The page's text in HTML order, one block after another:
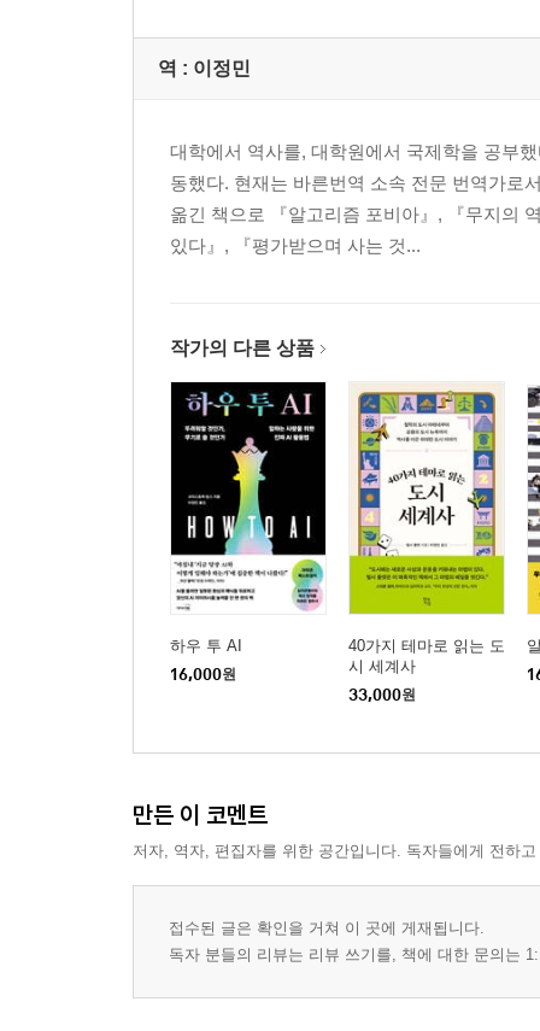
역 : 이정민
대학에서 역사를, 대학원에서 국제학을 공부
동했다. 현재는 바른번역 소속 전문 번역가로
옮긴 책으로 『알고리즘 포비아』, 『무지의
있다』, 『평가받으며 사는 것...
작가의 다른 상품
하우 투 AI
16,000원
40가지 테마로 읽는 도
시 세계사
33,000원
만든 이 코멘트
저자, 역자, 편집자를 위한 공간입니다. 독자들에게 전하
접수된 글은 확인을 거쳐 이 곳에 게재됩니다.
독자 분들의 리뷰는 리뷰 쓰기를, 책에 대한 문의는